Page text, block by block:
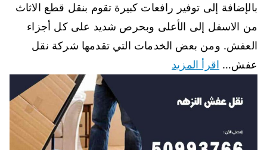
بالإضافة إلى توفير رافعات كبيرة تقوم بنقل قطع الاثاث
من الاسفل إلى الأعلى وبحرص شديد على كل أجزاء
العفش. ومن بعض الخدمات التي تقدمها شركة نقل
عفش… اقرأ المزيد